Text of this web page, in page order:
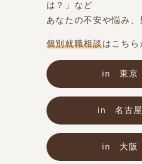
は？」など
あなたの不安や悩み
個別就職相談はこちら
in 東京
in 名古屋
in 大阪